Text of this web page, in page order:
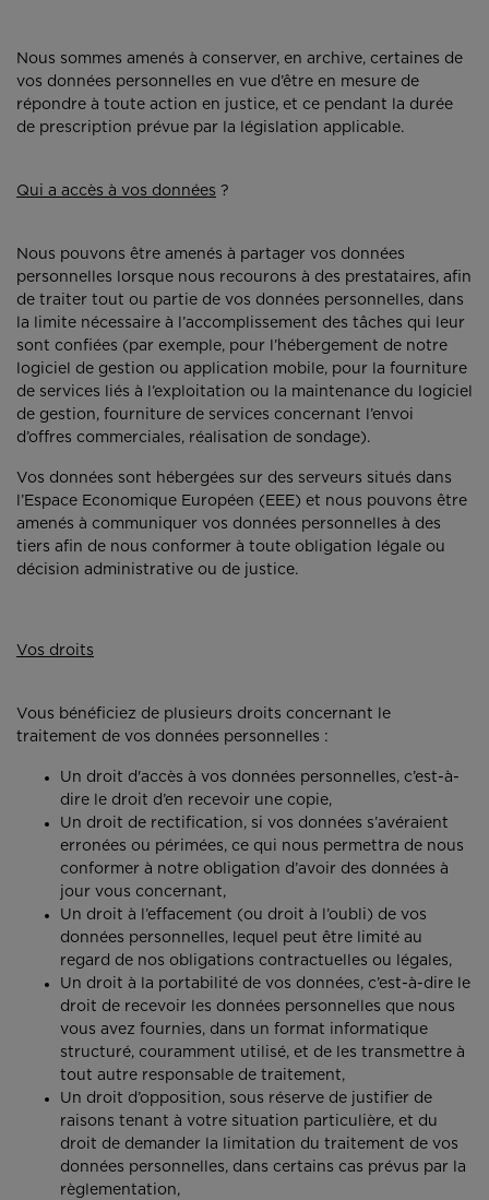
Nous sommes amenés à conserver, en archive, certaines de
vos données personnelles en vue d’être en mesure de
répondre à toute action en justice, et ce pendant la durée
de prescription prévue par la législation applicable.
Qui a accès à vos données ?
Nous pouvons être amenés à partager vos données
personnelles lorsque nous recourons à des prestataires, afin
de traiter tout ou partie de vos données personnelles, dans
la limite nécessaire à l’accomplissement des tâches qui leur
sont confiées (par exemple, pour l’hébergement de notre
logiciel de gestion ou application mobile, pour la fourniture
de services liés à l’exploitation ou la maintenance du logiciel
de gestion, fourniture de services concernant l’envoi
d’offres commerciales, réalisation de sondage).
Vos données sont hébergées sur des serveurs situés dans
l’Espace Economique Européen (EEE) et nous pouvons être
amenés à communiquer vos données personnelles à des
tiers afin de nous conformer à toute obligation légale ou
décision administrative ou de justice.
Vos droits
Vous bénéficiez de plusieurs droits concernant le
traitement de vos données personnelles :
Un droit d'accès à vos données personnelles, c’est-à-
dire le droit d’en recevoir une copie,
Un droit de rectification, si vos données s’avéraient
erronées ou périmées, ce qui nous permettra de nous
conformer à notre obligation d’avoir des données à
jour vous concernant,
Un droit à l’effacement (ou droit à l’oubli) de vos
données personnelles, lequel peut être limité au
regard de nos obligations contractuelles ou légales,
Un droit à la portabilité de vos données, c’est-à-dire le
droit de recevoir les données personnelles que nous
vous avez fournies, dans un format informatique
structuré, couramment utilisé, et de les transmettre à
tout autre responsable de traitement,
Un droit d’opposition, sous réserve de justifier de
raisons tenant à votre situation particulière, et du
droit de demander la limitation du traitement de vos
données personnelles, dans certains cas prévus par la
règlementation,